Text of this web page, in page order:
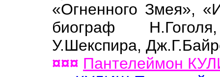
«Огненного Змея»,
биограф
У.Шекспира,
¤¤¤ Пантелеймон